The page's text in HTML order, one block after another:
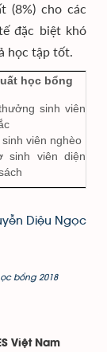
(8%) cho các
đặc biệt khó
học tập tốt.
học bổng
sinh viên
viên nghèo
sinh viên diện
Diệu Ngọc
bổng 2018
Việt Nam